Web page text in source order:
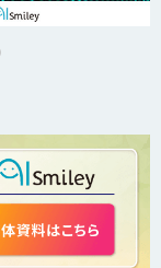
ミュニケーシ
トDRIVE